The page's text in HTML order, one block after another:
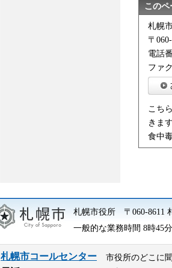
この
札幌
〒
電話
ファ
こち
きま
食中
札幌市役所 〒060-8611
一般的な業務時間 8時45
札幌市コールセンター 市役所のどこに